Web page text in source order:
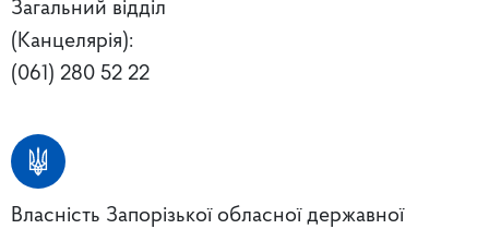
Загальний відділ
(Канцелярія):
(061) 280 52 22
Власність Запорізької обласної державної